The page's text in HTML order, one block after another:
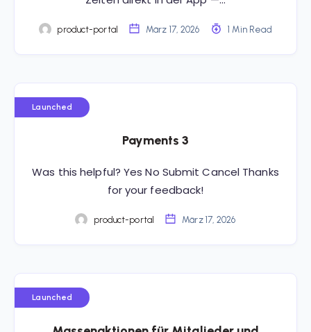
product-portal März 17, 2026 1 Min Read
Launched
Payments 3
Was this helpful? Yes No Submit Cancel Thanks
for your feedback!
product-portal März 17, 2026
Launched